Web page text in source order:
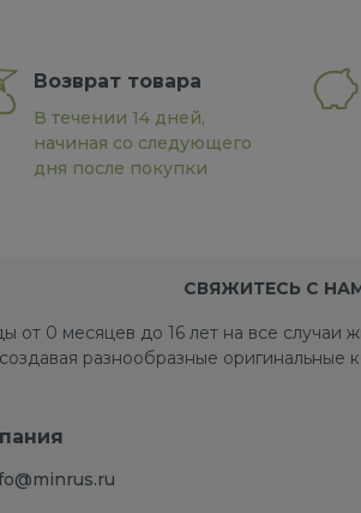
Возврат товара
В течении 14 дней,
начиная со следующего
дня после покупки
СВЯЖИТЕСЬ С
от 0 месяцев до 16 лет на все
разнообразные